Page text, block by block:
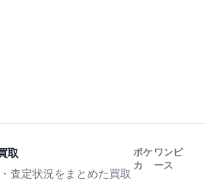
取
査定状況をまとめた買取
ポケ
カ
ワンピ
ース